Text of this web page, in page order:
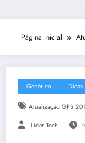
Página inicial
Genérico Dicas
Atualização GPS
Lider Tech